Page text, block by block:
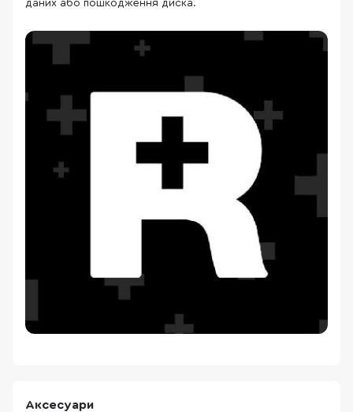
даних або пошкодження диска.
Аксесуари